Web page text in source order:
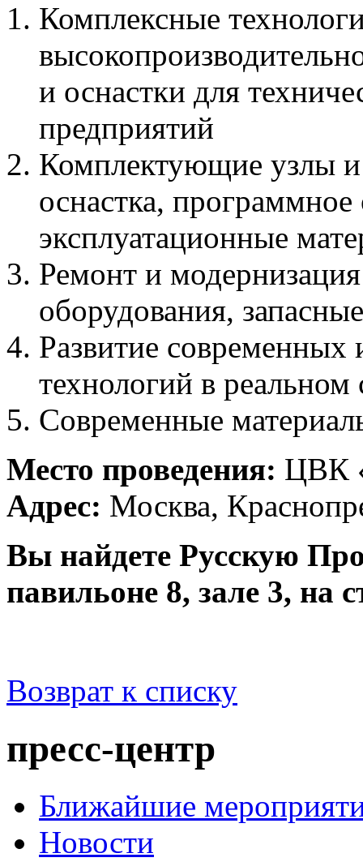
Комплексные
и оснастки для
предприятий
Комплектующие узлы и
оснастка, программное
эксплуатационные
Ремонт и
оборудования,
Развитие
технологий в реальном
Современные
Место проведения: ЦВК
Адрес: Москва,
Вы найдете Русскую
павильоне 8, зале 3, на
Возврат к списку
пресс-центр
Ближайшие
Новости